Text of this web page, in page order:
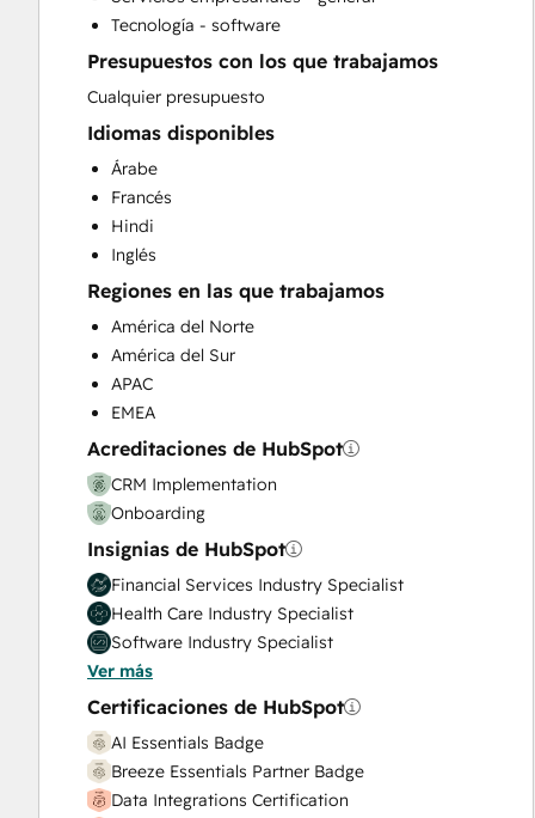
Customer Marketing
Customer Success Training
Customer Support Training
Email Marketing
Full Inbound Marketing Services
Help Desk Implementation
HubSpot Onboarding
Knowledge Base Development
Marketing Hub Enterprise Onboarding
Marketing Hub Professional Onboarding
Paid Advertising
Programmable Automation
Public Relations
Sales Coaching and Training
Sales Enablement
Sales Hub Enterprise Onboarding
Sales Hub Professional Onboarding
Search Engine Optimization
Service Hub Enterprise Onboarding
Service Hub Professional Onboarding
Social Media
Website Design
Website Development
Website Migration
Tecnología - software
Presupuestos con los que trabajamos
Cualquier presupuesto
Idiomas disponibles
Árabe
Francés
Hindi
Inglés
Regiones en las que trabajamos
América del Norte
América del Sur
APAC
EMEA
Acreditaciones de HubSpot
CRM Implementation
Onboarding
Insignias de HubSpot
Financial Services Industry Specialist
Health Care Industry Specialist
Software Industry Specialist
Ver más
Certificaciones de HubSpot
AI Essentials Badge
Breeze Essentials Partner Badge
Data Integrations Certification